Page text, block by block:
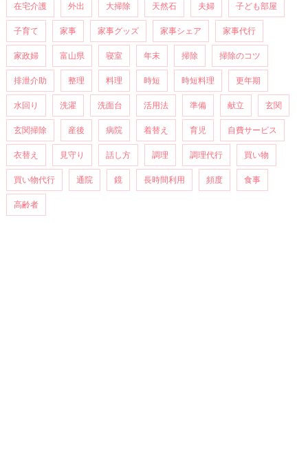
在宅介護 外出 大掃除 天然石 夫婦 子ども部屋
子育て 家事 家事グッズ 家事シェア 家事代行
家政婦 富山県 寝室 年末 掃除 掃除のコツ
排泄介助 整理 料理 時短 時短料理 更年期
水回り 洗濯 洗面台 活用法 準備 献立 玄関
玄関掃除 産後 病院 着替え 育児 自費サービス
衣替え 見守り 話し方 調理 調理代行 買い物
買い物代行 通院 鏡 長時間利用 頻度 食事
高齢者